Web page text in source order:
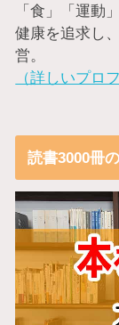
「食」「運動
健康を追求し
営。
（詳しいプロ
読書3000冊